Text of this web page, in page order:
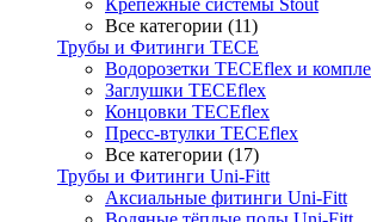
Крепёжные системы Stout
Все категории (11)
Трубы и Фитинги TECE
Водорозетки TECEflex и
Заглушки TECEflex
Концовки TECEflex
Пресс-втулки TECEflex
Все категории (17)
Трубы и Фитинги Uni-Fitt
Аксиальные фитинги Uni-Fitt